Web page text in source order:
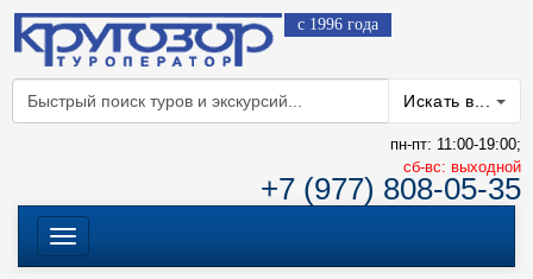
с 1996 года
Искать в...
пн-пт: 11:00-19:00;
cб-вс: выходной
+7 (977) 808-05-35
Меню